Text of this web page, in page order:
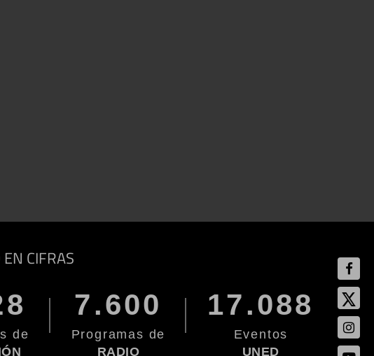
CIFRAS
de
7.600
Programas de
RADIO
17.088
Eventos
UNED